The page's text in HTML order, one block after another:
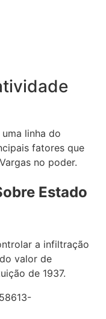
linha do
fatores que
no poder.
Estado
a infiltração
valor de
de 1937.